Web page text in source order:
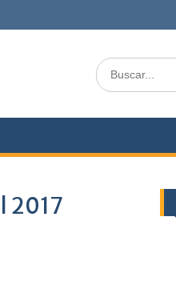
Buscar:
2017